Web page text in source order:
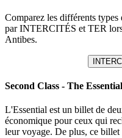
Comparez les différents
par INTERCITÉS et TER
Antibes.
Second Class - The Essential
L'Essential est un billet de
économique pour ceux qui
leur voyage. De plus, ce billet